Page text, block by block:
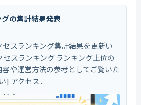
の集計結果発表
セスランキング集計結果を更新い
セスランキング ランキング上位の
や運営方法の参考としてご覧いた
] アクセス...